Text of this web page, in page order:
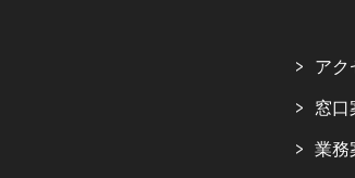
アク
窓口
業務